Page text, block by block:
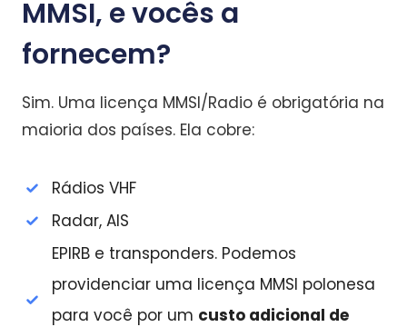
MMSI, e vocês a
fornecem?
Sim. Uma licença MMSI/Radio é obrigatória na
maioria dos países. Ela cobre:
Rádios VHF
Radar, AIS
EPIRB e transponders. Podemos
providenciar uma licença MMSI polonesa
para você por um custo adicional de